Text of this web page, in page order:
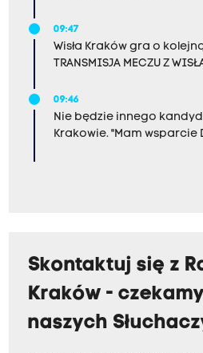
09:47
Wisła Kraków gra o
TRANSMISJA MECZU Z
09:46
Nie będzie innego
Krakowie. "Mam wsparcie
Skontaktuj się z
Kraków -
naszych